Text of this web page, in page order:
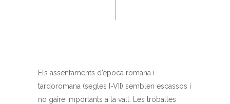
Els assentaments d’època romana i
tardoromana (segles I-VII) semblen escassos i
no gaire importants a la vall. Les troballes